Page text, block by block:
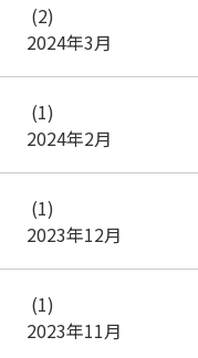
2024年3月
(2)
2024年2月
(1)
2023年12月
(1)
2023年11月
(1)